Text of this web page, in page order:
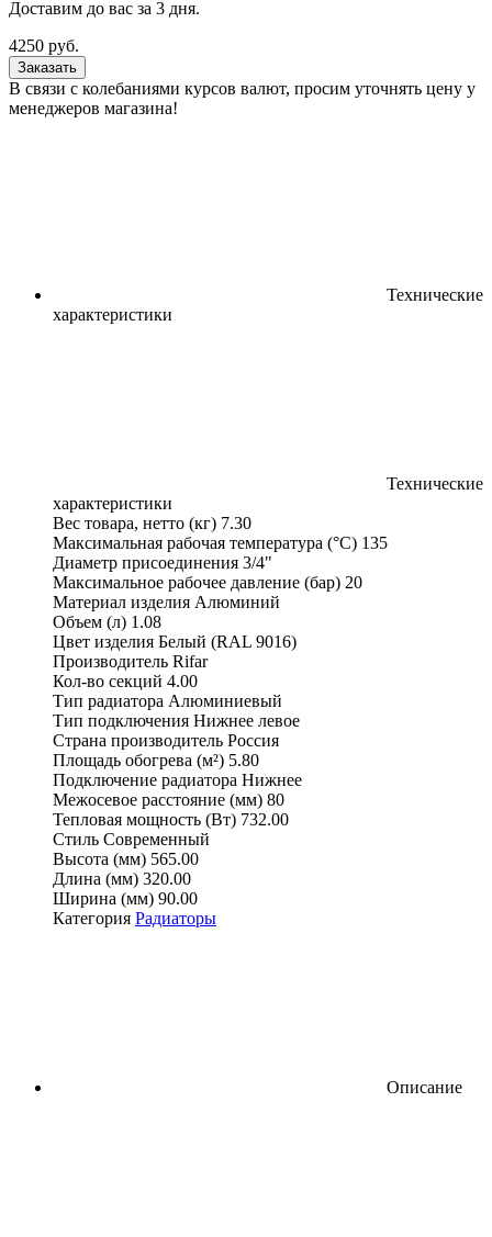
Доставим до вас за 3 дня.
4250 руб.
Заказать
В связи с колебаниями курсов валют, просим уточнять цену у
менеджеров магазина!
Технические
характеристики
Технические
характеристики
Вес товара, нетто (кг) 7.30
Максимальная рабочая температура (°С) 135
Диаметр присоединения 3/4"
Максимальное рабочее давление (бар) 20
Материал изделия Алюминий
Объем (л) 1.08
Цвет изделия Белый (RAL 9016)
Производитель Rifar
Кол-во секций 4.00
Тип радиатора Алюминиевый
Тип подключения Нижнее левое
Страна производитель Россия
Площадь обогрева (м²) 5.80
Подключение радиатора Нижнее
Межосевое расстояние (мм) 80
Тепловая мощность (Вт) 732.00
Стиль Современный
Высота (мм) 565.00
Длина (мм) 320.00
Ширина (мм) 90.00
Категория Радиаторы
Описание